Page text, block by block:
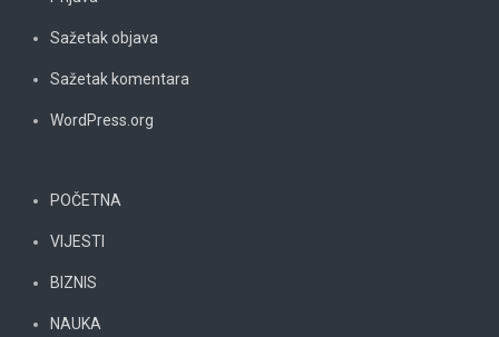
Sažetak objava
Sažetak komentara
WordPress.org
POČETNA
VIJESTI
BIZNIS
NAUKA